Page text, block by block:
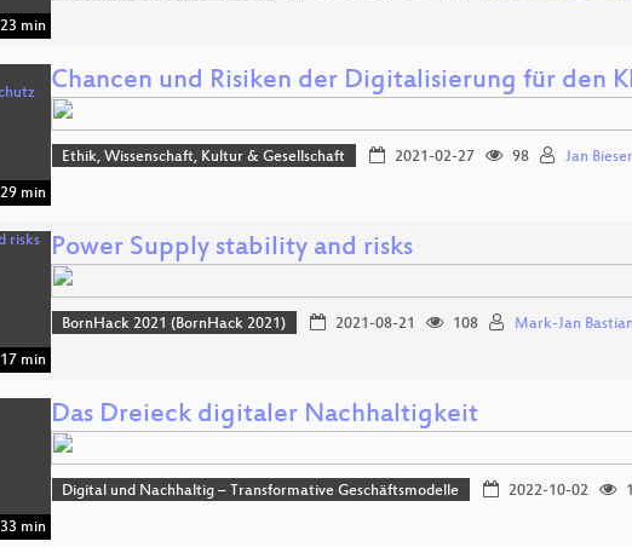
23 min
29 min
Chancen und Risiken der Digitalisierung für den
Ethik, Wissenschaft, Kultur & Gesellschaft 2021-02-27 98 Jan Bieser
17 min
Power Supply stability and risks
BornHack 2021 (BornHack 2021) 2021-08-21 108 Mark-Jan Bastian
33 min
Das Dreieck digitaler Nachhaltigkeit
Digital und Nachhaltig – Transformative Geschäftsmodelle 2022-10-02